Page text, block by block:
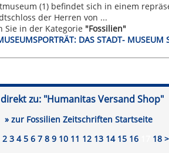
(1) befindet sich in einem
der Herren von ...
Sie in der Kategorie "Fossilien"
DAS STADT- MUSEUM
zu: "Humanitas Versand Shop"
» zur Fossilien Zeitschriften Startseite
2 3 4 5 6 7 8 9 10 11 12 13 14 15 16 18